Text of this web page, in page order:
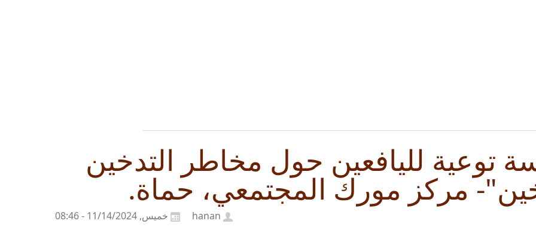
توعية لليافعين حول مخاطر التدخين
مركز مورك المجتمعي، حماة.
خميس, 11/14/2024 - 08:46 hanan